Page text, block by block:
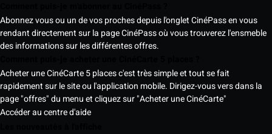
Abonnez vous ou un de vos proches depuis l'onglet CinéPass en vous
rendant directement sur la page CinéPass où vous trouverez l'ensmeble
des informations sur les différentes offres.
Acheter une CinéCarte 5 places c'est très simple et tout se fait
rapidement sur le site ou l'application mobile. Dirigez-vous vers dans la
page "offres" du menu et cliquez sur "Acheter une CinéCarte"
Accéder au centre d'aide